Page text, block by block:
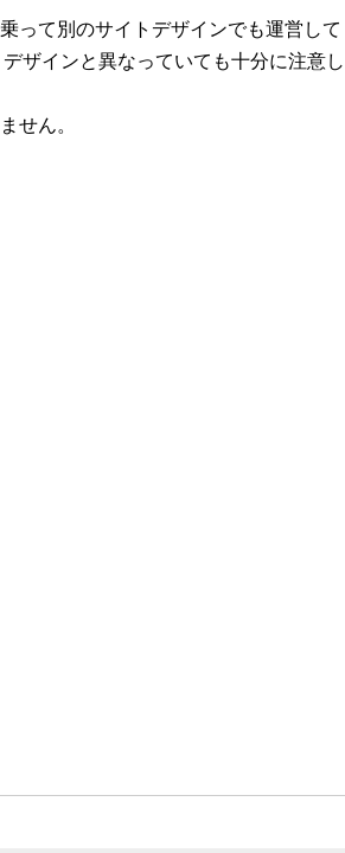
って別のサイトデザインでも運営して
ザインと異なっていても十分に注意し
せん。